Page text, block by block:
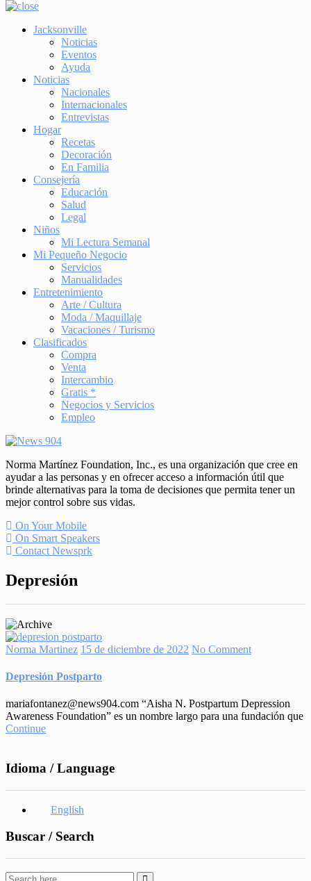
Jacksonville
Noticias
Eventos
Ayuda
Noticias
Nacionales
Internacionales
Entrevistas
Hogar
Recetas
Decoración
En Familia
Consejería
Educación
Salud
Legal
Niños
Mi Lectura Semanal
Mi Pequeño Negocio
Servicios
Manualidades
Entretenimiento
Arte / Cultura
Moda / Maquillaje
Vacaciones / Turismo
Clasificados
Compra
Venta
Intercambio
Gratis *
Negocios y Servicios
Empleo
Norma Martínez Foundation, Inc., es una organización que cree en
ayudar a las personas y en ofrecer acceso a información útil que
brinde alternativas para la toma de decisiones que permita tener un
mejor control sobre sus vidas.
On Your Mobile
On Smart Speakers
Contact Newsprk
Depresión
Norma Martinez 15 de diciembre de 2022 No Comment
Depresión Postparto
mariafontanez@news904.com “Aisha N. Postpartum Depression
Awareness Foundation” es un nombre largo para una fundación que
Continue
Idioma / Language
English
Buscar / Search